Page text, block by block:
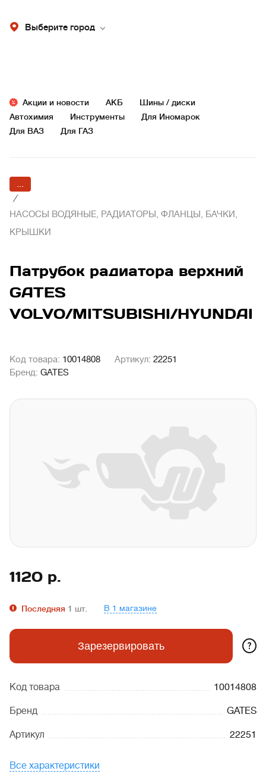
Выберите город
Акции и новости АКБ
Шины / диски
Автохимия
Инструменты
Для Иномарок
Для ВАЗ
Для ГАЗ
...
/
НАСОСЫ ВОДЯНЫЕ, РАДИАТОРЫ, ФЛАНЦЫ, БАЧКИ,
КРЫШКИ
Патрубок радиатора верхний
GATES
VOLVO/MITSUBISHI/HYUNDAI
Код товара: 10014808 Артикул: 22251
Бренд: GATES
1120 р.
Последняя 1 шт. В 1 магазине
Зарезервировать ?
Код товара 10014808
Бренд GATES
Артикул 22251
Все характеристики